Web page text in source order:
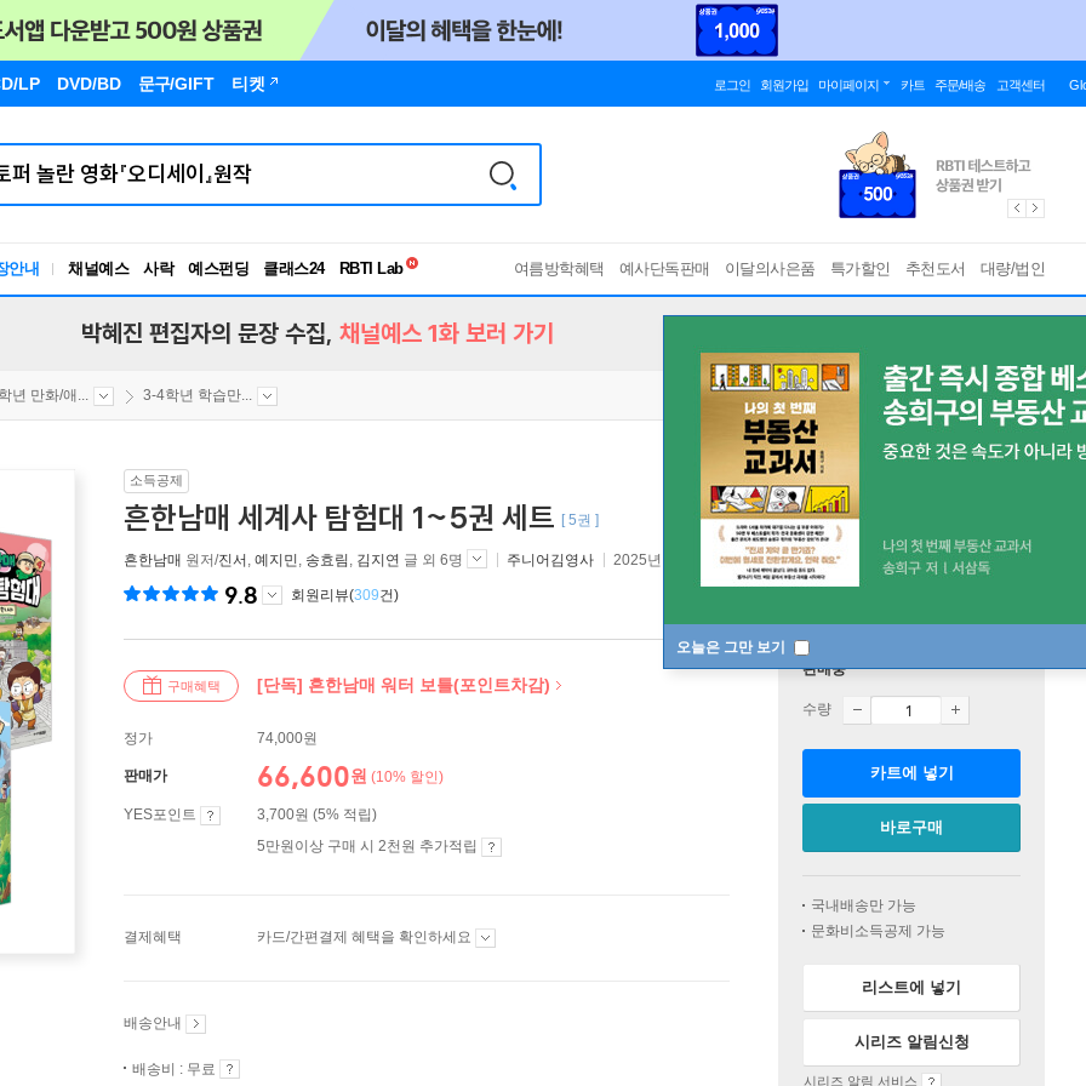
LP DVD/BD 문구/GIFT 티켓 로그인 회원가입 마이페이지 카트 주문/배송 고객센터
안내 채널예스 사락 예스펀딩 클래스24
RBTI Lab
독서유형검사
여름방학혜택 예사단독판매 이달의사은품 특가할인 추천도서 대량/법인
오늘은 그만 보기
박혜진 편집자의 문장 수집, 채널예스 1화 보러 가기
년 만화/애... 3-4학년 학습만...
소득공제
흔한남매 세계사 탐험대 1~5권 세트 [ 5권 ]
흔한남매 원저/진서 , 예지민 , 송효림 , 김지연 글 외 6명 주니어김영사 2025년 12월 10일
9.8 회원리뷰(309건)
구매혜택 [단독] 흔한남매 워터 보틀(포인트차감)
정가 74,000원
판매가 66,600원 (10% 할인)
YES포인트
3,700원 (5% 적립)
5만원이상 구매 시 2천원 추가적립
결제혜택 카드/간편결제 혜택을 확인하세요
배송안내
배송비 : 무료
판매중
수량
카트에 넣기
바로구매
국내배송만 가능
문화비소득공제 가능
리스트에 넣기
시리즈 알림신청
시리즈 알림 서비스